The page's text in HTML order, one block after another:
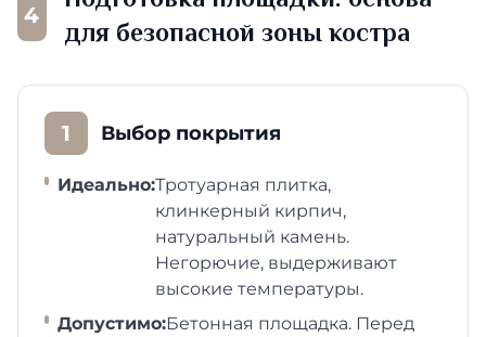
4
для безопасной зоны костра
1 Выбор покрытия
Идеально:Тротуарная плитка,
клинкерный кирпич,
натуральный камень.
Негорючие, выдерживают
высокие температуры.
Допустимо:Бетонная площадка. Перед